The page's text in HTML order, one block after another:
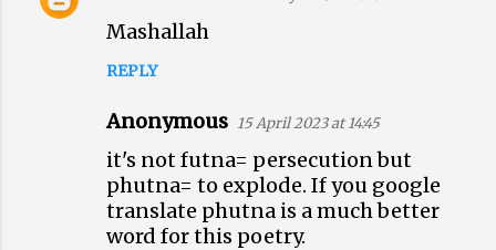
Mashallah
REPLY
Anonymous 15 April 2023 at 14:45
it's not futna= persecution but
phutna= to explode. If you google
translate phutna is a much better
word for this poetry.